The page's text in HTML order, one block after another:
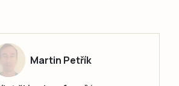
Martin Petřík